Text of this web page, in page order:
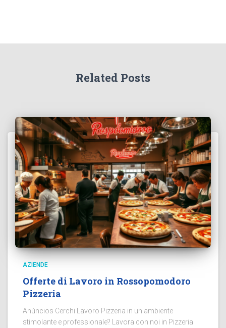
Related Posts
AZIENDE
Offerte di Lavoro in Rossopomodoro
Pizzeria
Anúncios Cerchi Lavoro Pizzeria in un ambiente
stimolante e professionale? Lavora con noi in Pizzeria